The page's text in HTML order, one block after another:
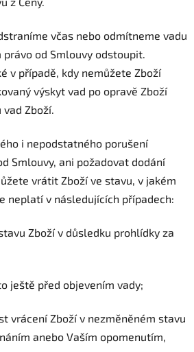
včas nebo odmítneme vadu
od Smlouvy odstoupit.
v případě, kdy nemůžete Zboží
výskyt vad po opravě Zboží
Zboží.
i nepodstatného porušení
Smlouvy, ani požadovat dodání
vrátit Zboží ve stavu, v jakém
neplatí v následujících případech:
Zboží v důsledku prohlídky za
ještě před objevením vady;
vrácení Zboží v nezměněném stavu
anebo Vaším opomenutím,